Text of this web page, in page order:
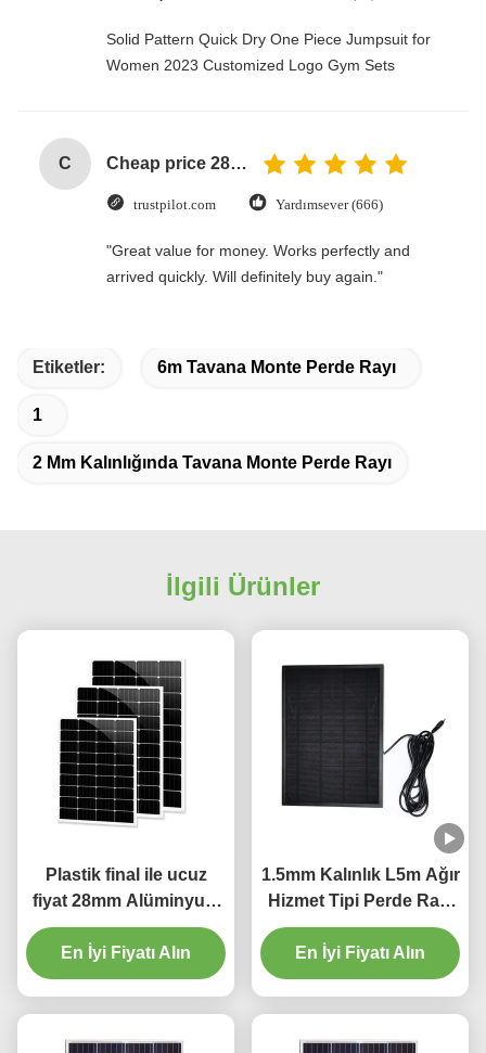
Solid Pattern Quick Dry One Piece Jumpsuit for
Women 2023 Customized Logo Gym Sets
C Cheap price 28mm Aluminium Curtain Rod 1.2mm thickness with plastic final
trustpilot.com Yardımsever (666)
"Great value for money. Works perfectly and
arrived quickly. Will definitely buy again."
Etiketler: 6m Tavana Monte Perde Rayı
1
2 Mm Kalınlığında Tavana Monte Perde Rayı
İlgili Ürünler
Plastik final ile ucuz
fiyat 28mm Alüminyum
Perde Çubuğu 1.2mm
kalınlık
En İyi Fiyatı Alın
1.5mm Kalınlık L5m Ağır
Hizmet Tipi Perde Rayı
Tutam Plise Perde
Parçası
En İyi Fiyatı Alın